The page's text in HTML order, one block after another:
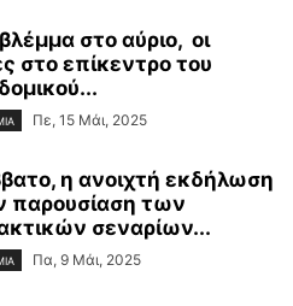
στο αύριο, οι
στο επίκεντρο του
Πε, 15 Μάι, 2025
η ανοιχτή εκδήλωση
παρουσίαση των
σεναρίων...
Πα, 9 Μάι, 2025